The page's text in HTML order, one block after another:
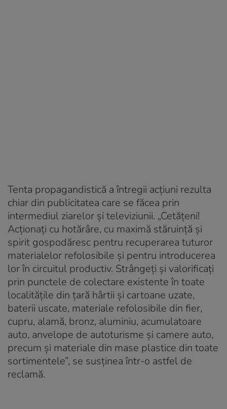
Tenta propagandistică a întregii acțiuni rezulta
chiar din publicitatea care se făcea prin
intermediul ziarelor și televiziunii. „Cetățeni!
Acționați cu hotărâre, cu maximă stăruință și
spirit gospodăresc pentru recuperarea tuturor
materialelor refolosibile și pentru introducerea
lor în circuitul productiv. Strângeți și valorificați
prin punctele de colectare existente în toate
localitățile din țară hârtii și cartoane uzate,
baterii uscate, materiale refolosibile din fier,
cupru, alamă, bronz, aluminiu, acumulatoare
auto, anvelope de autoturisme și camere auto,
precum și materiale din mase plastice din toate
sortimentele”, se susținea într-o astfel de
reclamă.